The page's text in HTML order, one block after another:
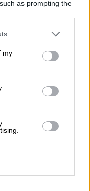
as prompting the
my
de Ohio es
millones de
de los
esta
el duelo
está abajo en